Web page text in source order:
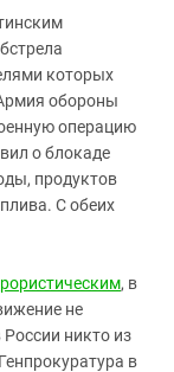
которых
обороны
операцию
о блокаде
продуктов
С обеих
, в
не
никто из
в